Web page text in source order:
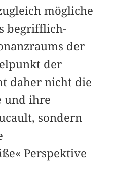
mögliche
begrifflich-
der
der
daher nicht die
und ihre
sondern
Perspektive